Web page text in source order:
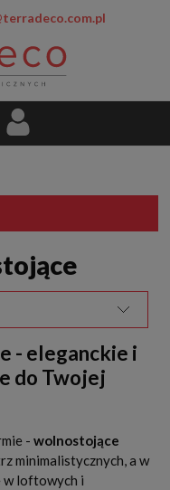
- eleganckie i
do Twojej
- wolnostojące
minimalistycznych, a w
w loftowych i